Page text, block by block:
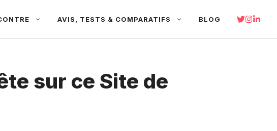
AVIS, TESTS & COMPARATIFS BLOG
sur ce Site de